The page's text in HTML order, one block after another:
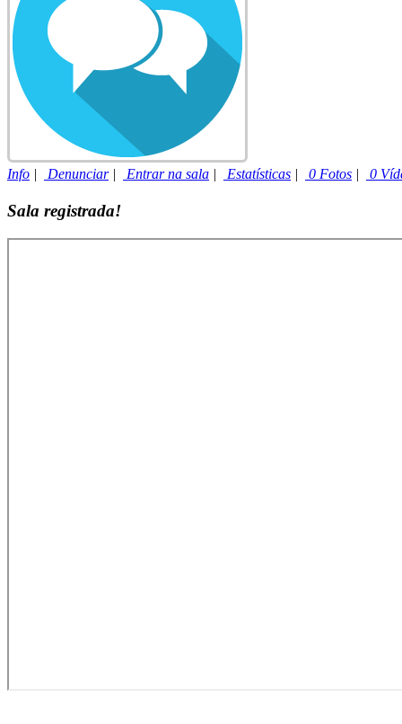
Info | Denunciar| Entrar na sala | Estatísticas | 0 Fotos | 0
Sala registrada!